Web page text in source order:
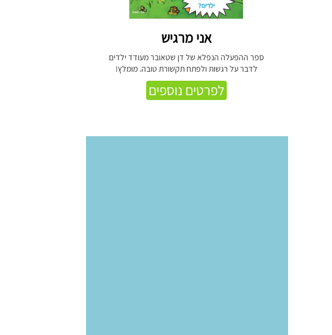
אני מרגיש
ספר ההפעלה הנפלא של דן שטאובר מעודד ילדים
לדבר על רגשות ולפתח תקשורת טובה. מומלץ!
לפרטים נוספים